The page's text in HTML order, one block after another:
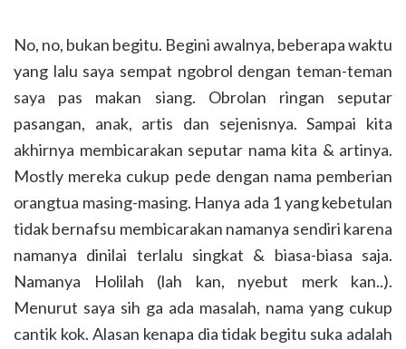
No, no, bukan begitu. Begini awalnya, beberapa waktu
yang lalu saya sempat ngobrol dengan teman-teman
saya pas makan siang. Obrolan ringan seputar
pasangan, anak, artis dan sejenisnya. Sampai kita
akhirnya membicarakan seputar nama kita & artinya.
Mostly mereka cukup pede dengan nama pemberian
orangtua masing-masing. Hanya ada 1 yang kebetulan
tidak bernafsu membicarakan namanya sendiri karena
namanya dinilai terlalu singkat & biasa-biasa saja.
Namanya Holilah (lah kan, nyebut merk kan..).
Menurut saya sih ga ada masalah, nama yang cukup
cantik kok. Alasan kenapa dia tidak begitu suka adalah